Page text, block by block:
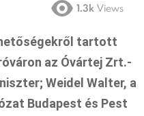
1.3k Views
tartott
az Óvártej Zrt.-
Weidel Walter, a
Budapest és Pest